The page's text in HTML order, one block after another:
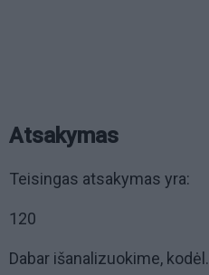
Atsakymas
Teisingas atsakymas yra:
120
Dabar išanalizuokime, kodėl.